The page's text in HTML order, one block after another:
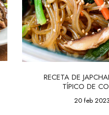
RECETA DE
TÍPICO DE
20 feb 2023